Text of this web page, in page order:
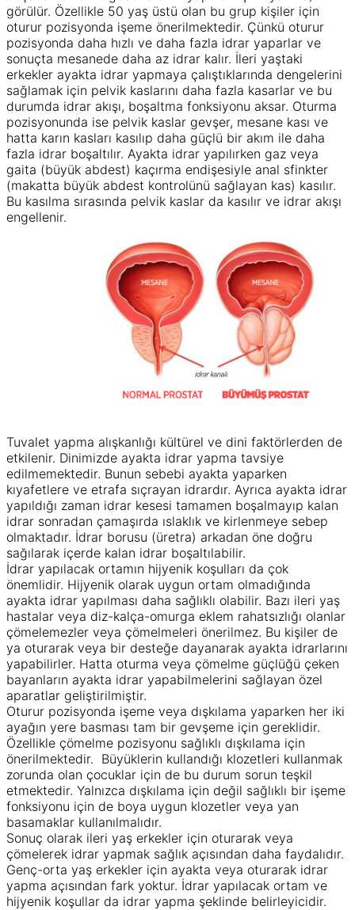
görülür. Özellikle 50 yaş üstü olan bu grup kişiler için
oturur pozisyonda işeme önerilmektedir. Çünkü oturur
pozisyonda daha hızlı ve daha fazla idrar yaparlar ve
sonuçta mesanede daha az idrar kalır. İleri yaştaki
erkekler ayakta idrar yapmaya çalıştıklarında dengelerini
sağlamak için pelvik kaslarını daha fazla kasarlar ve bu
durumda idrar akışı, boşaltma fonksiyonu aksar. Oturma
pozisyonunda ise pelvik kaslar gevşer, mesane kası ve
hatta karın kasları kasılıp daha güçlü bir akım ile daha
fazla idrar boşaltılır. Ayakta idrar yapılırken gaz veya
gaita (büyük abdest) kaçırma endişesiyle anal sfinkter
(makatta büyük abdest kontrolünü sağlayan kas) kasılır.
Bu kasılma sırasında pelvik kaslar da kasılır ve idrar akışı
engellenir.
Tuvalet yapma alışkanlığı kültürel ve dini faktörlerden de
etkilenir. Dinimizde ayakta idrar yapma tavsiye
edilmemektedir. Bunun sebebi ayakta yaparken
kıyafetlere ve etrafa sıçrayan idrardır. Ayrıca ayakta idrar
yapıldığı zaman idrar kesesi tamamen boşalmayıp kalan
idrar sonradan çamaşırda ıslaklık ve kirlenmeye sebep
olmaktadır. İdrar borusu (üretra) arkadan öne doğru
sağılarak içerde kalan idrar boşaltılabilir.
İdrar yapılacak ortamın hijyenik koşulları da çok
önemlidir. Hijyenik olarak uygun ortam olmadığında
ayakta idrar yapılması daha sağlıklı olabilir. Bazı ileri yaş
hastalar veya diz-kalça-omurga eklem rahatsızlığı olanlar
çömelemezler veya çömelmeleri önerilmez. Bu kişiler de
ya oturarak veya bir desteğe dayanarak ayakta idrarlarını
yapabilirler. Hatta oturma veya çömelme güçlüğü çeken
bayanların ayakta idrar yapabilmelerini sağlayan özel
aparatlar geliştirilmiştir.
Oturur pozisyonda işeme veya dışkılama yaparken her iki
ayağın yere basması tam bir gevşeme için gereklidir.
Özellikle çömelme pozisyonu sağlıklı dışkılama için
önerilmektedir. Büyüklerin kullandığı klozetleri kullanmak
zorunda olan çocuklar için de bu durum sorun teşkil
etmektedir. Yalnızca dışkılama için değil sağlıklı bir işeme
fonksiyonu için de boya uygun klozetler veya yan
basamaklar kullanılmalıdır.
Sonuç olarak ileri yaş erkekler için oturarak veya
çömelerek idrar yapmak sağlık açısından daha faydalıdır.
Genç-orta yaş erkekler için ayakta veya oturarak idrar
yapma açısından fark yoktur. İdrar yapılacak ortam ve
hijyenik koşullar da idrar yapma şeklinde belirleyicidir.